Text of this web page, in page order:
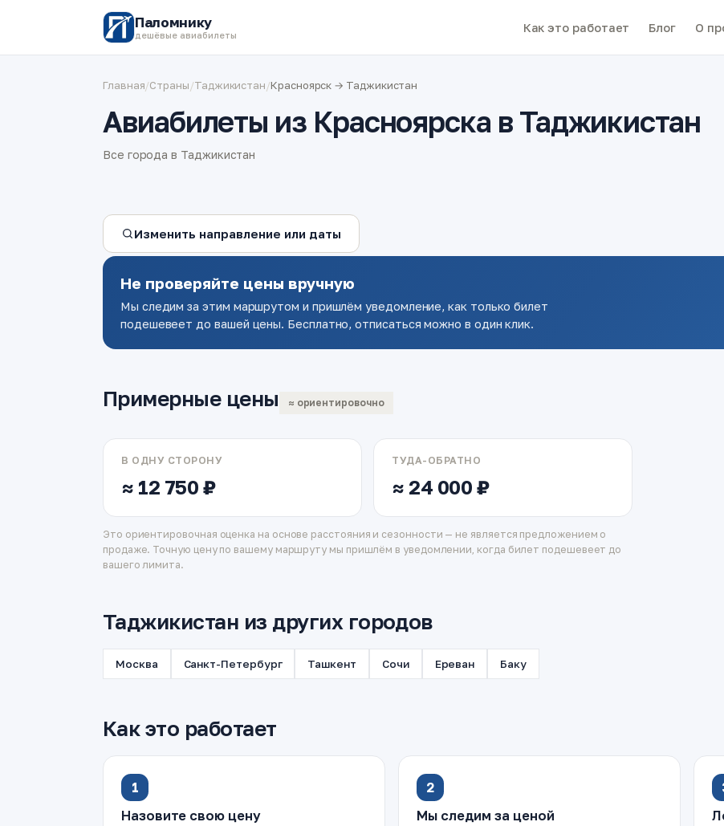
Паломнику
дешёвые авиабилеты
Как это работает Блог О
Главная/Страны/Таджикистан/Красноярск → Таджикистан
Авиабилеты из Красноярска в Таджикистан
Все города в Таджикистан
Изменить направление или даты
Не проверяйте цены вручную
Мы следим за этим маршрутом и пришлём уведомление, как только билет
подешевеет до вашей цены. Бесплатно, отписаться можно в один клик.
Примерные цены ≈ ориентировочно
В ОДНУ СТОРОНУ
≈ 12 750 ₽
ТУДА-ОБРАТНО
≈ 24 000 ₽
Это ориентировочная оценка на основе расстояния и сезонности — не является предложением о
продаже. Точную цену по вашему маршруту мы пришлём в уведомлении, когда билет подешевеет до
вашего лимита.
Таджикистан из других городов
Москва Санкт-Петербург Ташкент Сочи Ереван Баку
Как это работает
1
Назовите свою цену
2
Мы следим за ценой